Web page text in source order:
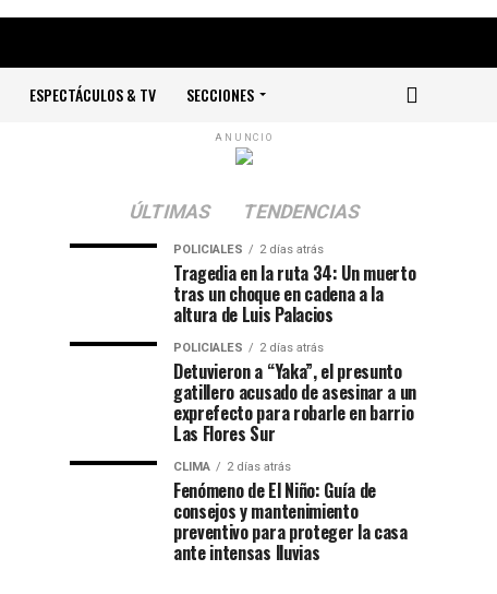
ESPECTÁCULOS & TV SECCIONES
ANUNCIO
ÚLTIMAS TENDENCIAS
POLICIALES 2 días atrás
Tragedia en la ruta 34: Un muerto
tras un choque en cadena a la
altura de Luis Palacios
POLICIALES 2 días atrás
Detuvieron a “Yaka”, el presunto
gatillero acusado de asesinar a un
exprefecto para robarle en barrio
Las Flores Sur
CLIMA 2 días atrás
Fenómeno de El Niño: Guía de
consejos y mantenimiento
preventivo para proteger la casa
ante intensas lluvias